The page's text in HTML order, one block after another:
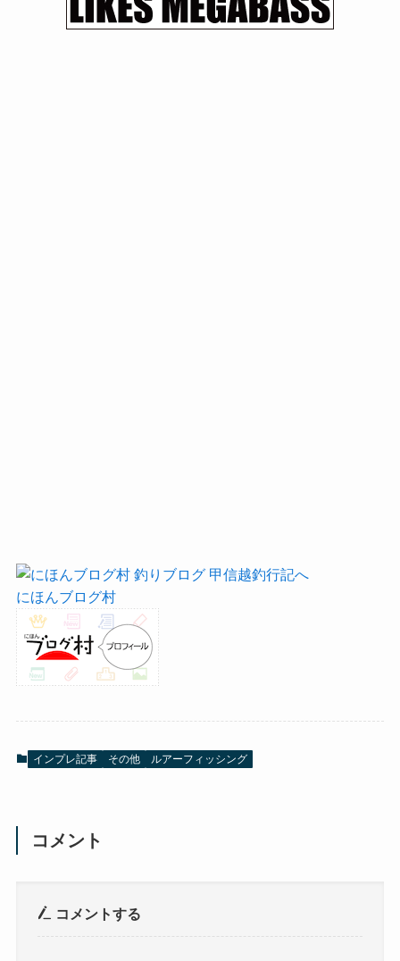
にほんブログ村
インプレ記事 その他 ルアーフィッシング
コメント
コメントする